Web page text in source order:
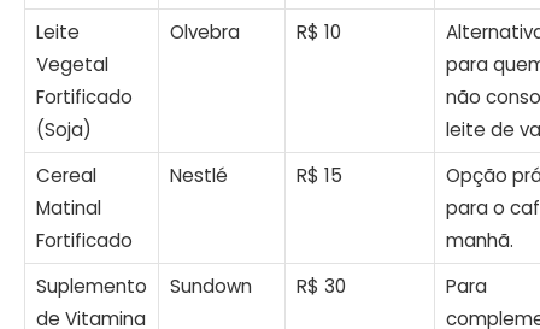
Leite
Vegetal
Fortificado
(Soja)
Olvebra R$ 10
para
não
leite de
Cereal
Matinal
Fortificado
Nestlé R$ 15
Opção
para o
manhã.
Suplemento
de Vitamina
Sundown R$ 30
Para